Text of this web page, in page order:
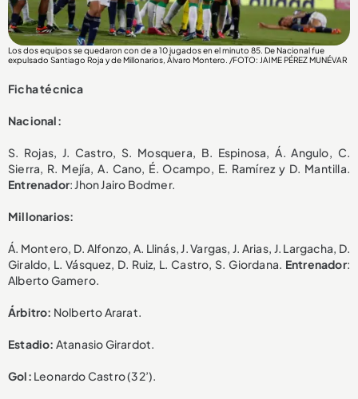
Los dos equipos se quedaron con de a 10 jugados en el minuto 85. De Nacional fue
expulsado Santiago Roja y de Millonarios, Álvaro Montero. /FOTO: JAIME PÉREZ MUNÉVAR
Ficha técnica
Nacional:
S. Rojas, J. Castro, S. Mosquera, B. Espinosa, Á. Angulo, C.
Sierra, R. Mejía, A. Cano, É. Ocampo, E. Ramírez y D. Mantilla.
Entrenador: Jhon Jairo Bodmer.
Millonarios:
Á. Montero, D. Alfonzo, A. Llinás, J. Vargas, J. Arias, J. Largacha, D.
Giraldo, L. Vásquez, D. Ruiz, L. Castro, S. Giordana. Entrenador:
Alberto Gamero.
Árbitro: Nolberto Ararat.
Estadio: Atanasio Girardot.
Gol: Leonardo Castro (32’).